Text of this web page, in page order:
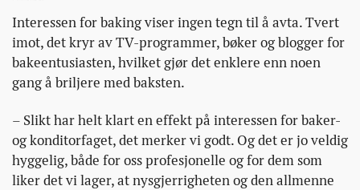
Interessen for baking viser ingen tegn til å avta. Tvert
imot, det kryr av TV-programmer, bøker og blogger for
bakeentusiasten, hvilket gjør det enklere enn noen
gang å briljere med baksten.
– Slikt har helt klart en effekt på interessen for baker-
og konditorfaget, det merker vi godt. Og det er jo veldig
hyggelig, både for oss profesjonelle og for dem som
liker det vi lager, at nysgjerrigheten og den allmenne